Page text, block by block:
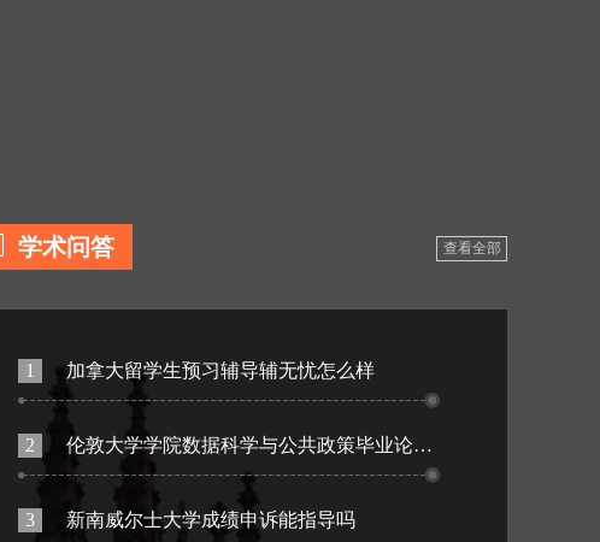
查看全部
学术问答
1 加拿大留学生预习辅导辅无忧怎么样
2 伦敦大学学院数据科学与公共政策毕业论文怎么规划？
3 新南威尔士大学成绩申诉能指导吗